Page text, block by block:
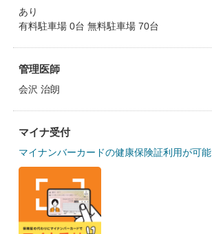
あり
有料駐車場 0台 無料駐車場 70台
管理医師
会沢 治朗
マイナ受付
マイナンバーカードの健康保険証利用が可能